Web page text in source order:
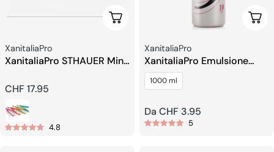
Aggiungi Al Carrello
Venditore:
XanitaliaPro
XanitaliaPro STHAUER Mini
Prezzo
regolare
CHF 17.95
4.8
Venditore:
XanitaliaPro
XanitaliaPro Emulsione
Ossidente in Crema
1000 ml
Prezzo
regolare
Da CHF 3.95
5